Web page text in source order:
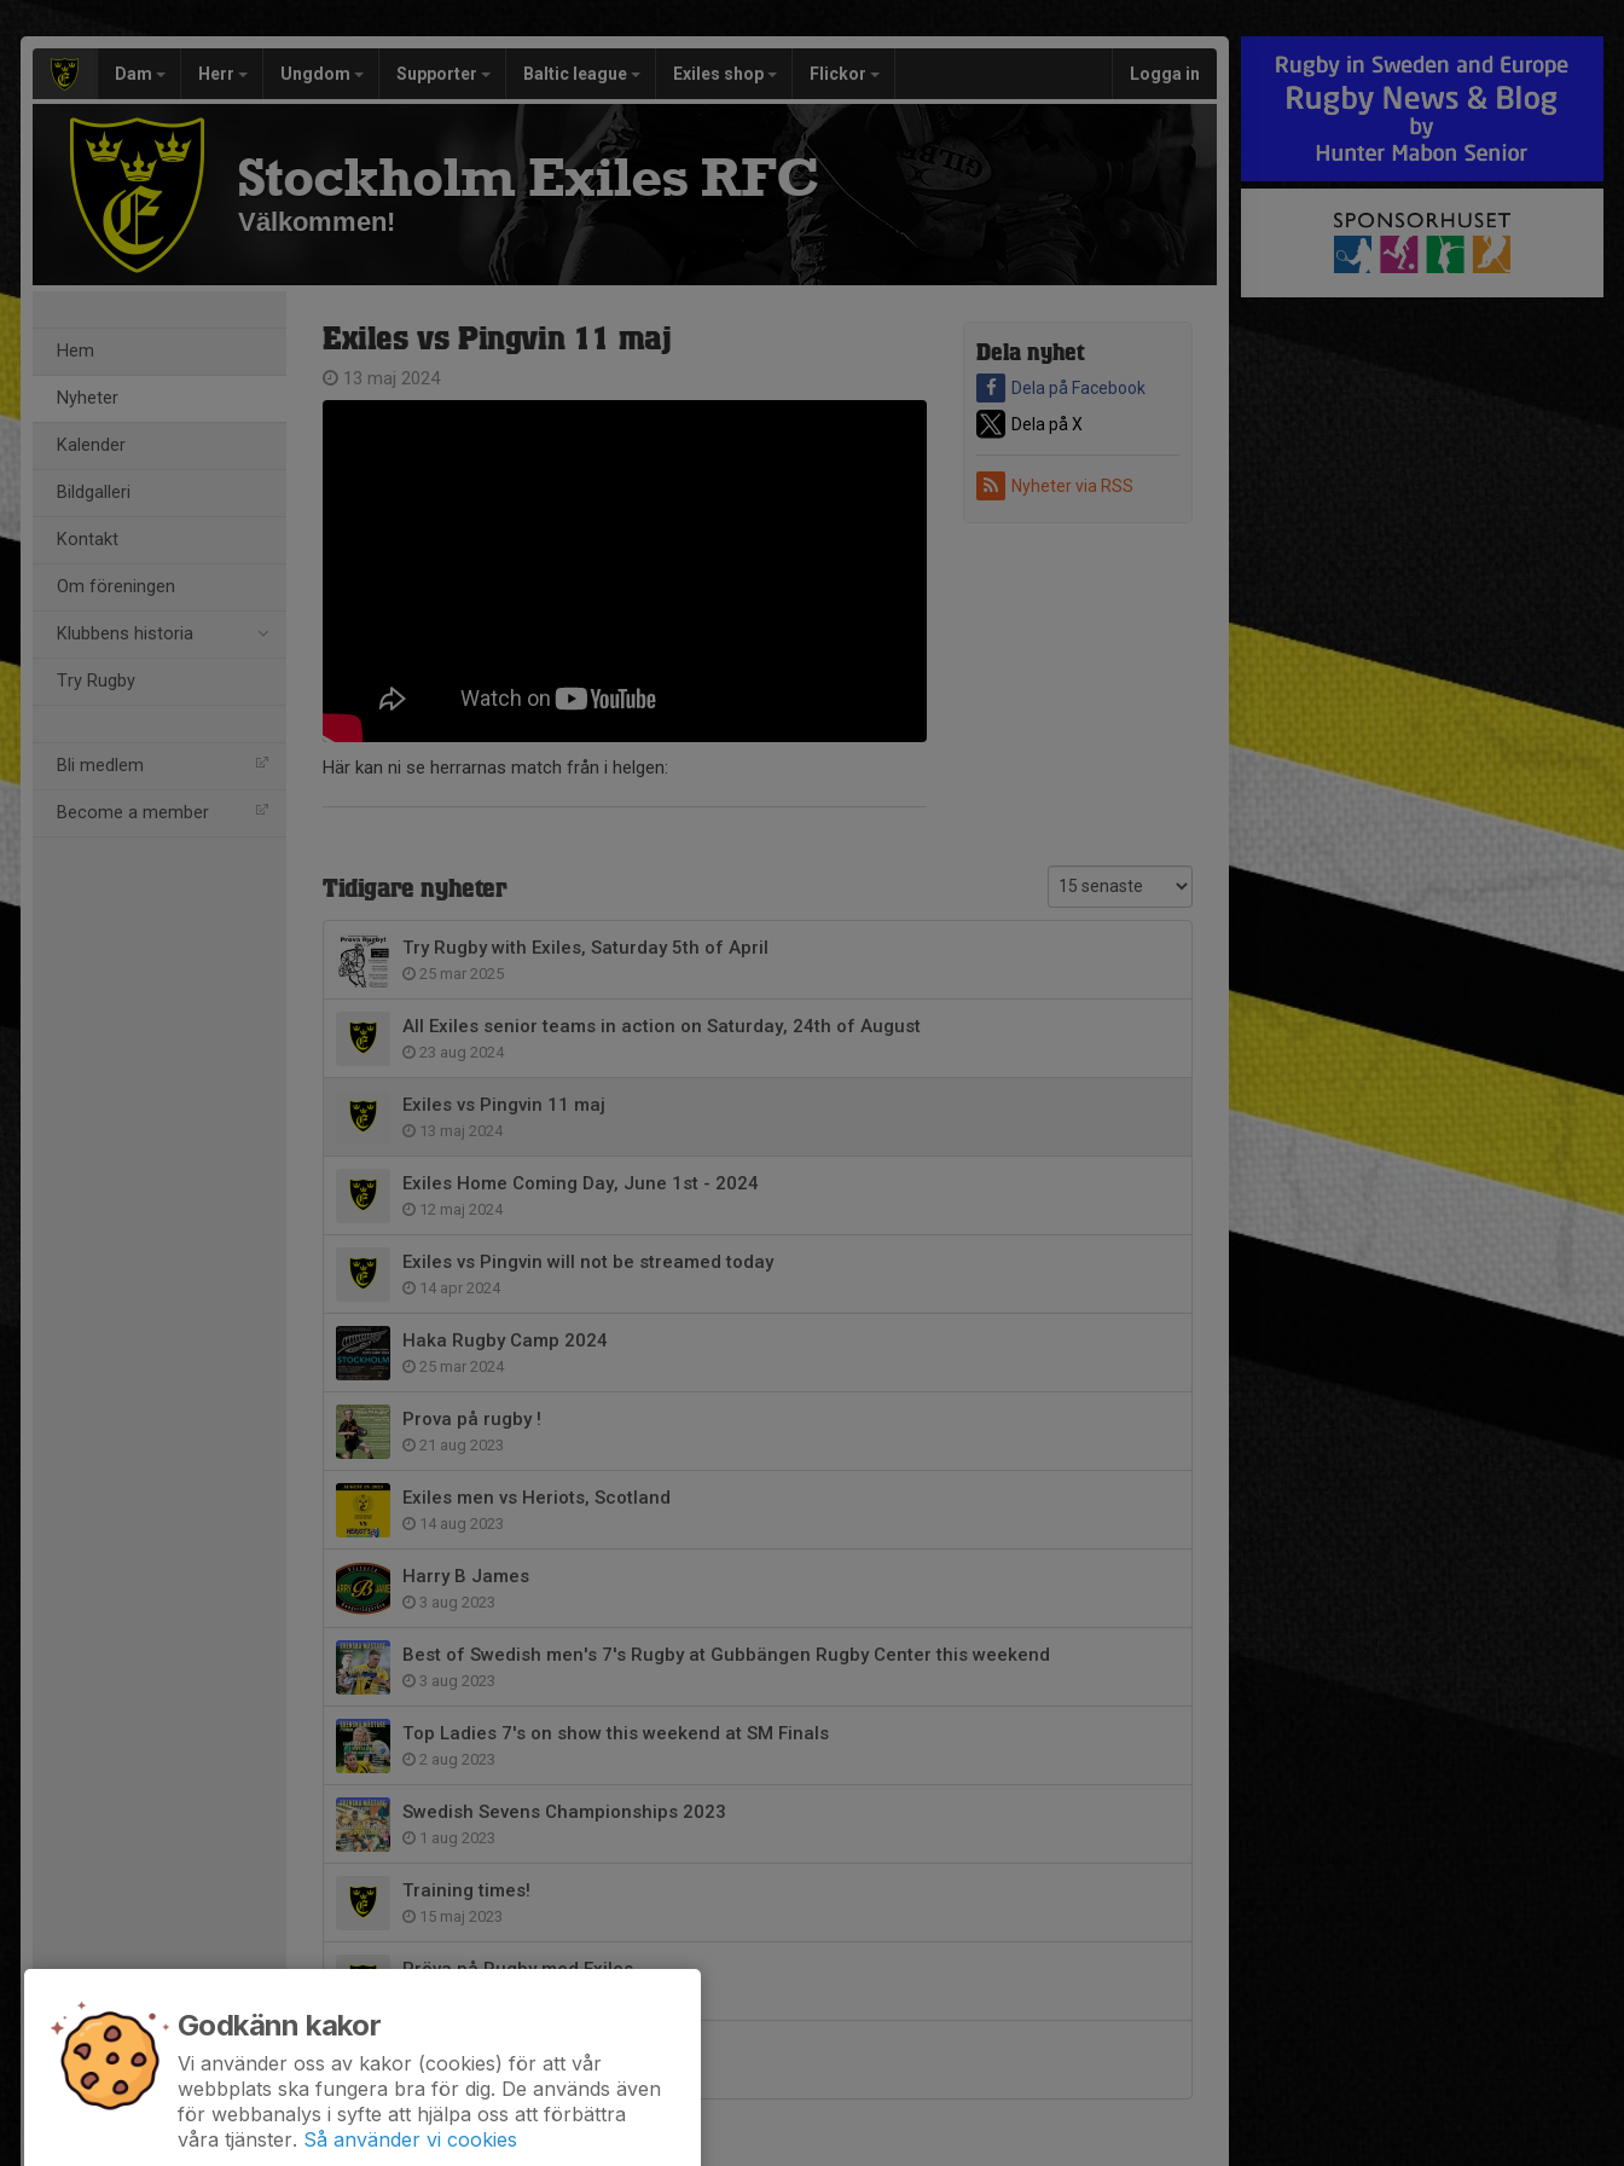
Dam Herr Ungdom Supporter Baltic league Exiles shop Flickor Logga in
Stockholm Exiles RFC
Välkommen!
Hem
Nyheter
Kalender
Bildgalleri
Kontakt
Om föreningen
Klubbens historia
Try Rugby
Bli medlem
Become a member
Dela nyhet
Dela på Facebook
Dela på X
Nyheter via RSS
Exiles vs Pingvin 11 maj
13 maj 2024
Här kan ni se herrarnas match från i helgen:
Tidigare nyheter
Try Rugby with Exiles, Saturday 5th of April
25 mar 2025
All Exiles senior teams in action on Saturday, 24th of August
23 aug 2024
Exiles vs Pingvin 11 maj
13 maj 2024
Exiles Home Coming Day, June 1st - 2024
12 maj 2024
Exiles vs Pingvin will not be streamed today
14 apr 2024
Haka Rugby Camp 2024
25 mar 2024
Prova på rugby !
21 aug 2023
Exiles men vs Heriots, Scotland
14 aug 2023
Harry B James
3 aug 2023
Best of Swedish men's 7's Rugby at Gubbängen Rugby Center this weekend
3 aug 2023
Top Ladies 7's on show this weekend at SM Finals
2 aug 2023
Swedish Sevens Championships 2023
1 aug 2023
Training times!
15 maj 2023
Pröva på Rugby med Exiles
10 apr 2023
Godkänn kakor
Vi använder oss av kakor (cookies) för att vår
webbplats ska fungera bra för dig. De används även
för webbanalys i syfte att hjälpa oss att förbättra
våra tjänster. Så använder vi cookies